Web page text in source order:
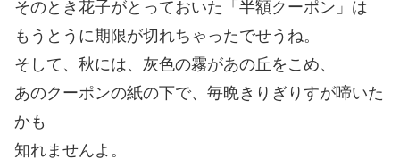
そのとき花子がとっておいた「半額クーポン」は
もうとうに期限が切れちゃったでせうね。
そして、秋には、灰色の霧があの丘をこめ、
あのクーポンの紙の下で、毎晩きりぎりすが啼いた
かも
知れませんよ。